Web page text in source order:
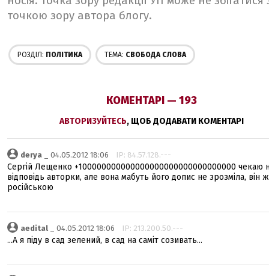
точкою зору автора блогу.
РОЗДІЛ: ПОЛІТИКА ТЕМА: СВОБОДА СЛОВА
КОМЕНТАРІ — 193
АВТОРИЗУЙТЕСЬ, ЩОБ ДОДАВАТИ КОМЕНТАРІ
derya _ 04.05.2012 18:06 IP: 84.57.128.---
Сергій Лещенко +100000000000000000000000000000000 чекаю
відповідь авторки, але вона мабуть його допис не зрозміла, він
російською
aedital _ 04.05.2012 18:06 IP: 213.200.50.---
...А я піду в сад зелений, в сад на саміт созивать...